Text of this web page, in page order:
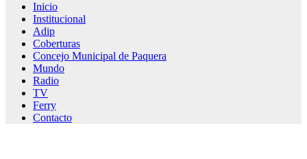
Inicio
Institucional
Adip
Coberturas
Concejo Municipal de Paquera
Mundo
Radio
TV
Ferry
Contacto